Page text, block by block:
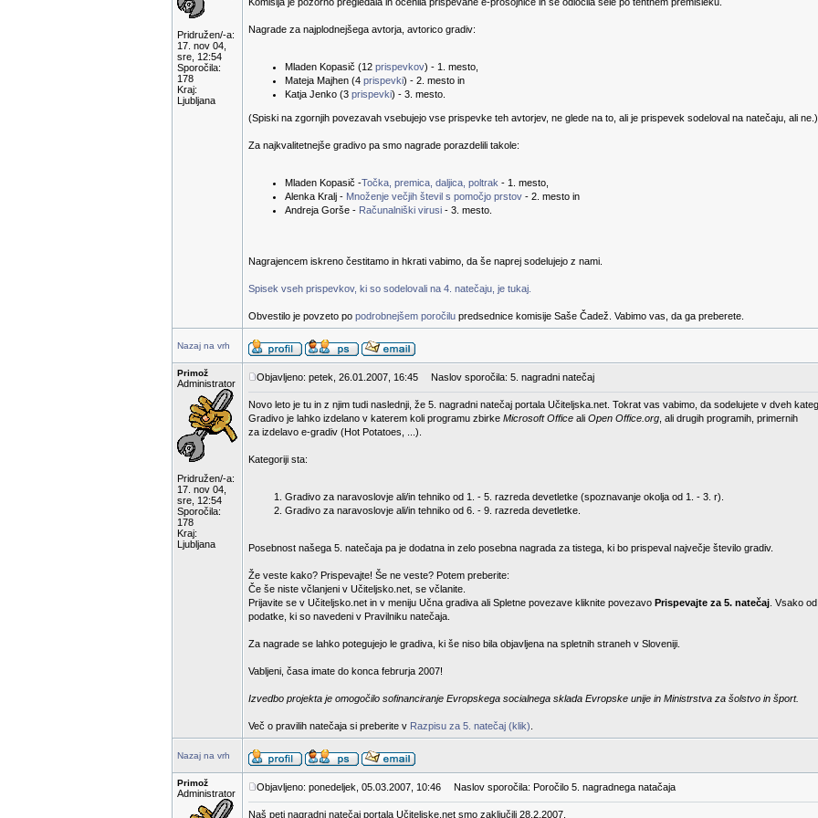
Pridružen/-a:
17. nov 04,
sre, 12:54
Sporočila:
178
Kraj:
Ljubljana
Nagrade za najplodnejšega avtorja, avtorico gradiv:
Mladen Kopasič (12 prispevkov) - 1. mesto,
Mateja Majhen (4 prispevki) - 2. mesto in
Katja Jenko (3 prispevki) - 3. mesto.
(Spiski na zgornjih povezavah vsebujejo vse prispevke teh avtorjev, ne glede na to, ali je prispevek sodeloval na natečaju, ali ne.)
Za najkvalitetnejše gradivo pa smo nagrade porazdelili takole:
Mladen Kopasič -Točka, premica, daljica, poltrak - 1. mesto,
Alenka Kralj - Množenje večjih števil s pomočjo prstov - 2. mesto in
Andreja Gorše - Računalniški virusi - 3. mesto.
Nagrajencem iskreno čestitamo in hkrati vabimo, da še naprej sodelujejo z nami.
Spisek vseh prispevkov, ki so sodelovali na 4. natečaju, je tukaj.
Obvestilo je povzeto po podrobnejšem poročilu predsednice komisije Saše Čadež. Vabimo vas, da ga preberete.
Nazaj na vrh
Primož
Administrator
Pridružen/-a:
17. nov 04,
sre, 12:54
Sporočila:
178
Kraj:
Ljubljana
Objavljeno: petek, 26.01.2007, 16:45 Naslov sporočila: 5. nagradni natečaj
Novo leto je tu in z njim tudi naslednji, že 5. nagradni natečaj portala Učiteljska.net. Tokrat vas vabimo, da sodelujete v dveh
Gradivo je lahko izdelano v katerem koli programu zbirke Microsoft Office ali Open Office.org , ali drugih programih, primernih
za izdelavo e-gradiv (Hot Potatoes, ...).
Kategoriji sta:
Gradivo za naravoslovje ali/in tehniko od 1. - 5. razreda devetletke (spoznavanje okolja od 1. - 3. r).
Gradivo za naravoslovje ali/in tehniko od 6. - 9. razreda devetletke.
Posebnost našega 5. natečaja pa je dodatna in zelo posebna nagrada za tistega, ki bo prispeval največje število gradiv.
Že veste kako? Prispevajte! Še ne veste? Potem preberite:
Če še niste včlanjeni v Učiteljsko.net, se včlanite.
Prijavite se v Učiteljsko.net in v meniju Učna gradiva ali Spletne povezave kliknite povezavo Prispevajte za 5. natečaj . Vsako
podatke, ki so navedeni v Pravilniku natečaja.
Za nagrade se lahko potegujejo le gradiva, ki še niso bila objavljena na spletnih straneh v Sloveniji.
Vabljeni, časa imate do konca februrja 2007!
Izvedbo projekta je omogočilo sofinanciranje Evropskega socialnega sklada Evropske unije in Ministrstva za šolstvo in šport.
Več o pravilih natečaja si preberite v Razpisu za 5. natečaj (klik)
Nazaj na vrh
Primož
Administrator
Objavljeno: ponedeljek, 05.03.2007, 10:46 Naslov sporočila: Poročilo 5. nagradnega natačaja
Naš peti nagradni natečaj portala Učiteljske.net smo zaključili 28.2.2007.